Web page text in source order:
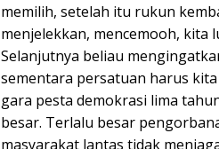
memilih, setelah itu rukun
menjelekkan, mencemooh, kita
Selanjutnya beliau
sementara persatuan harus
gara pesta demokrasi lima
besar. Terlalu besar
masyarakat lantas tidak